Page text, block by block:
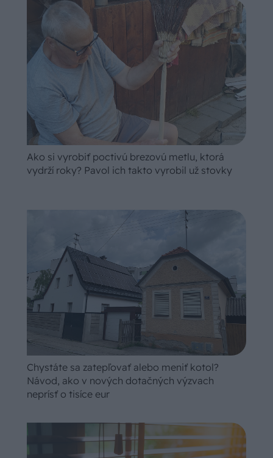
Ako si vyrobiť poctivú brezovú metlu, ktorá
vydrží roky? Pavol ich takto vyrobil už stovky
Chystáte sa zatepľovať alebo meniť kotol?
Návod, ako v nových dotačných výzvach
neprísť o tisíce eur